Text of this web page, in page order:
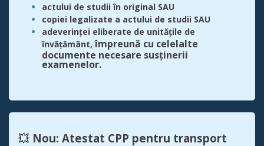
actului de studii în original SAU
copiei legalizate a actului de studii SAU
adeverinței eliberate de unitățile de
învățământ,împreună cu celelalte
documente necesare susținerii
examenelor.
💥 Nou: Atestat CPP pentru transport